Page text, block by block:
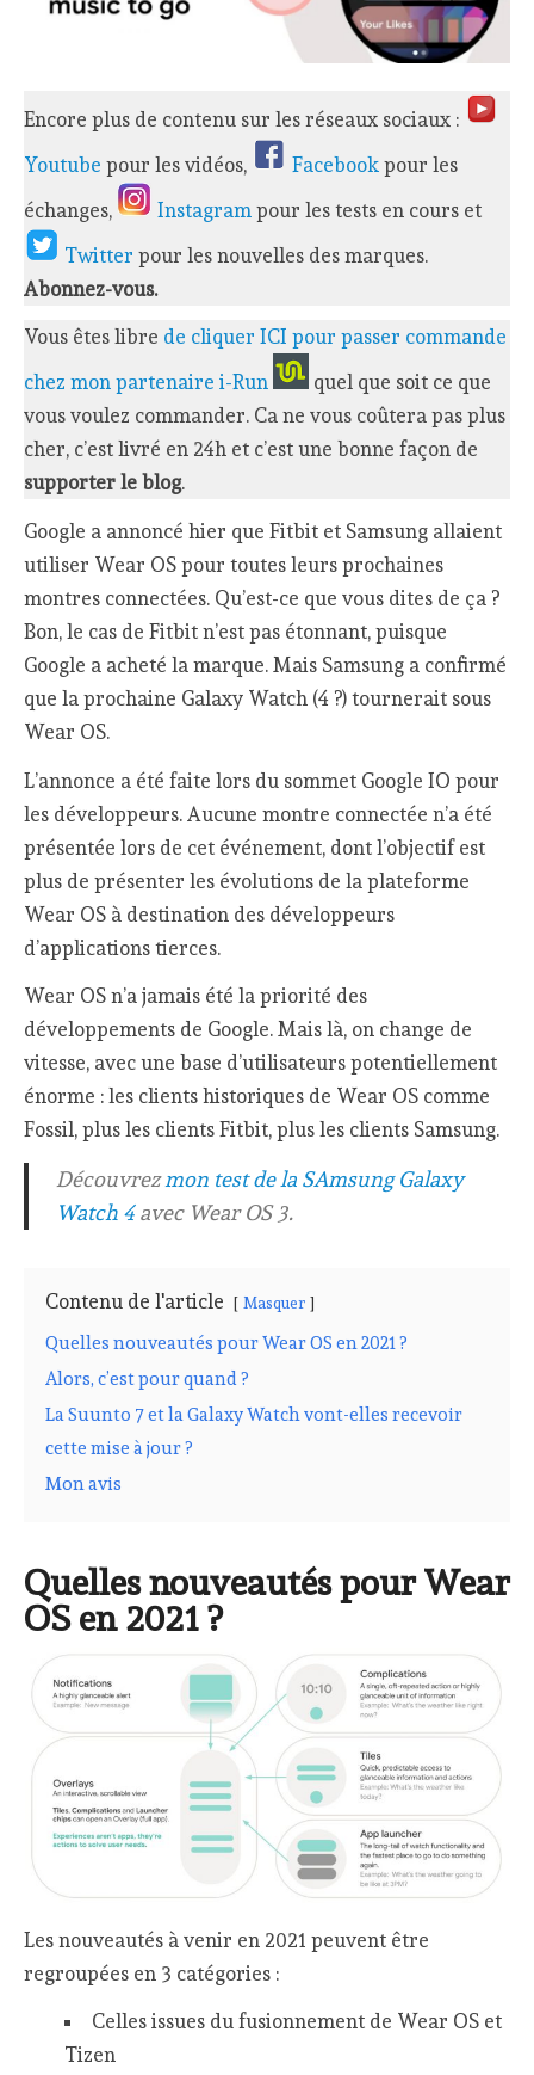
Encore plus de contenu sur les réseaux sociaux :
Youtube pour les vidéos, Facebookpour les
échanges,
Instagrampour les tests en cours et
Twitterpour les nouvelles des marques.
Abonnez-vous.
Vous êtes libre de cliquer ICI pour passer commande
chez mon partenaire i-Run
quel que soit ce que
vous voulez commander. Ca ne vous coûtera pas plus
cher, c’est livré en 24h et c’est une bonne façon de
supporter le blog.
Google a annoncé hier que Fitbit et Samsung allaient
utiliser Wear OS pour toutes leurs prochaines
montres connectées. Qu’est-ce que vous dites de ça ?
Bon, le cas de Fitbit n’est pas étonnant, puisque
Google a acheté la marque. Mais Samsung a confirmé
que la prochaine Galaxy Watch (4 ?) tournerait sous
Wear OS.
L’annonce a été faite lors du sommet Google IO pour
les développeurs. Aucune montre connectée n’a été
présentée lors de cet événement, dont l’objectif est
plus de présenter les évolutions de la plateforme
Wear OS à destination des développeurs
d’applications tierces.
Wear OS n’a jamais été la priorité des
développements de Google. Mais là, on change de
vitesse, avec une base d’utilisateurs potentiellement
énorme : les clients historiques de Wear OS comme
Fossil, plus les clients Fitbit, plus les clients Samsung.
Découvrezmon test de la SAmsung Galaxy
Watch 4avec Wear OS 3.
Contenu de l'article Masquer
Quelles nouveautés pour Wear OS en 2021 ?
Alors, c’est pour quand ?
La Suunto 7 et la Galaxy Watch vont-elles recevoir
cette mise à jour ?
Mon avis
Quelles nouveautés pour Wear
OS en 2021 ?
Les nouveautés à venir en 2021 peuvent être
regroupées en 3 catégories :
Celles issues du fusionnement de Wear OS et
Tizen